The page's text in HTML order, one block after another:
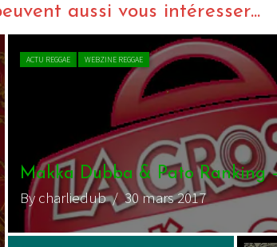
aussi vous intéresser...
ACTU REGGAE WEBZINE REGGAE
Makka Dubba & Pato Ranking
By charliedub/ 30 mars 2017